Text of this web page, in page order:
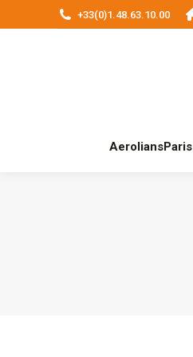
+33(0)1.48.63.10.00
AeroliansParis